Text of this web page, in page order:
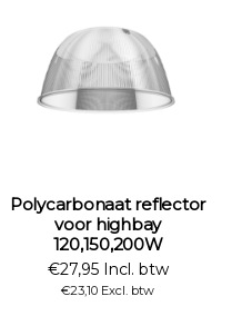
Polycarbonaat reflector
voor highbay
120,150,200W
€27,95 Incl. btw
€23,10 Excl. btw